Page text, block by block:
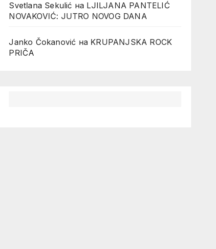
Svetlana Sekulić на LJILJANA PANTELIĆ
NOVAKOVIĆ: JUTRO NOVOG DANA
Janko Čokanović на KRUPANJSKA ROCK
PRIČA